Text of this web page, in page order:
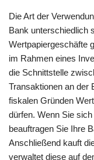
Die Art der
Bank unterschiedlich
Wertpapiergeschäfte
im Rahmen eines
die Schnittstelle
Transaktionen an der
fiskalen Gründen
dürfen. Wenn Sie
beauftragen Sie Ihre
Anschließend kauft
verwaltet diese auf